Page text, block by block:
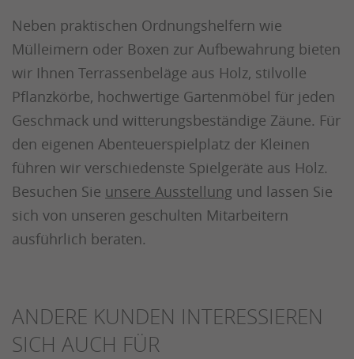
Neben praktischen Ordnungshelfern wie
Mülleimern oder Boxen zur Aufbewahrung bieten
wir Ihnen Terrassenbeläge aus Holz, stilvolle
Pflanzkörbe, hochwertige Gartenmöbel für jeden
Geschmack und witterungsbeständige Zäune. Für
den eigenen Abenteuerspielplatz der Kleinen
führen wir verschiedenste Spielgeräte aus Holz.
Besuchen Sie unsere Ausstellung und lassen Sie
sich von unseren geschulten Mitarbeitern
ausführlich beraten.
ANDERE KUNDEN INTERESSIEREN
SICH AUCH FÜR